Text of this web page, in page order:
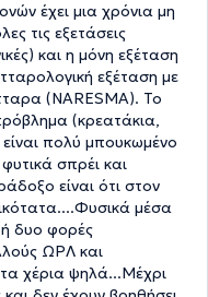
έχει μια χρόνια μη
τις εξετάσεις
και η μόνη εξέταση
εξέταση με
(NARESMA). Το
(κρεατάκια,
πολύ μπουκωμένο
σπρέι και
είναι ότι στον
μέσα
ή δυο φορές
ΩΡΛ και
χέρια ψηλά...Μέχρι